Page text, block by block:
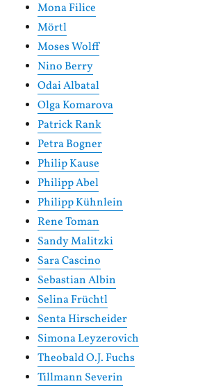
Mona Filice
Mörtl
Moses Wolff
Nino Berry
Odai Albatal
Olga Komarova
Patrick Rank
Petra Bogner
Philip Kause
Philipp Abel
Philipp Kühnlein
Rene Toman
Sandy Malitzki
Sara Cascino
Sebastian Albin
Selina Früchtl
Senta Hirscheider
Simona Leyzerovich
Theobald O.J. Fuchs
Tillmann Severin